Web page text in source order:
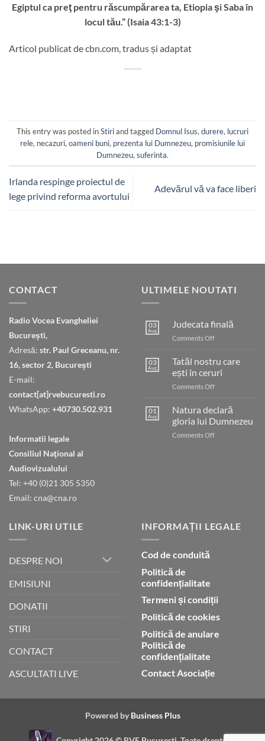
Egiptul ca preţ pentru răscumpărarea ta, Etiopia şi Saba în
locul tău.” (Isaia 43:1-3)
Articol publicat de cbn.com, tradus și adaptat
This entry was posted inStiriand tagged Domnul Isus, durere, lucruri
rele, necazuri, oameni buni, prezenta lui Dumnezeu, promisiunile lui
Dumnezeu, suferinta.
Irlanda respinge proiectul de
lege privind reforma avortului
Adevărul vă va face liberi
CONTACT
Radio Vocea Evangheliei
București,
Adresă: str. Paul Greceanu, nr.
16, sector 2, București
E-mail:
contact[at]rvebucuresti.ro
WhatsApp: +40730.502.931
Informatii legale
Consiliul Naţional al
Audiovizualului
Tel: +40 (0)21 305 5350
Email: cna@cna.ro
ULTIMELE NOUTATI
03
Aug
Judecata finală
Comments Offon
03
Aug
Tatăl nostru care
ești în ceruri
Comments Offon
nostru
care
ești
în
01
Aug
Natura declară
gloria lui Dumnezeu
Comments Offon
LINK-URI UTILE
DESPRE NOI
EMISIUNI
DONATII
STIRI
CONTACT
ASCULTATI LIVE
INFORMAȚII LEGALE
Cod de conduită
Politică de
confidențialitate
Termeni și condiții
Politică de cookies
Politică de anulare
Politică de
confidențialitate
Contact Asociație
Powered by Business Plus